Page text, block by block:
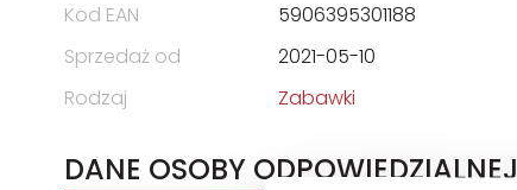
Kod EAN
5906395301188
Sprzedaż od
2021-05-10
Rodzaj
Zabawki
DANE OSOBY ODPOWIEDZIALNEJ